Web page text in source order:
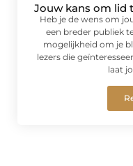
Jouw kans om lid
Heb je de wens om
een breder publiek
mogelijkheid om je
lezers die
laat